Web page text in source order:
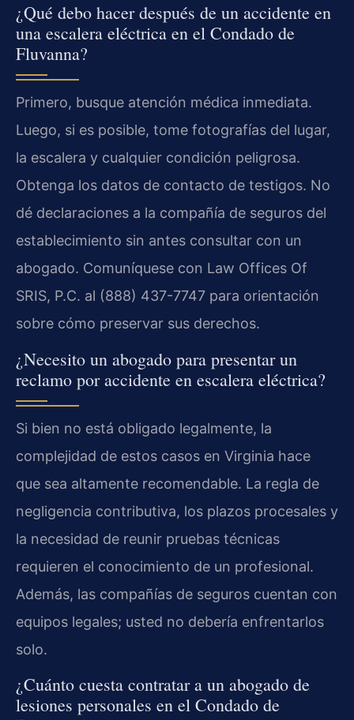
¿Qué debo hacer después de un accidente en
una escalera eléctrica en el Condado de
Fluvanna?
Primero, busque atención médica inmediata.
Luego, si es posible, tome fotografías del lugar,
la escalera y cualquier condición peligrosa.
Obtenga los datos de contacto de testigos. No
dé declaraciones a la compañía de seguros del
establecimiento sin antes consultar con un
abogado. Comuníquese con Law Offices Of
SRIS, P.C. al (888) 437-7747 para orientación
sobre cómo preservar sus derechos.
¿Necesito un abogado para presentar un
reclamo por accidente en escalera eléctrica?
Si bien no está obligado legalmente, la
complejidad de estos casos en Virginia hace
que sea altamente recomendable. La regla de
negligencia contributiva, los plazos procesales y
la necesidad de reunir pruebas técnicas
requieren el conocimiento de un profesional.
Además, las compañías de seguros cuentan con
equipos legales; usted no debería enfrentarlos
solo.
¿Cuánto cuesta contratar a un abogado de
lesiones personales en el Condado de